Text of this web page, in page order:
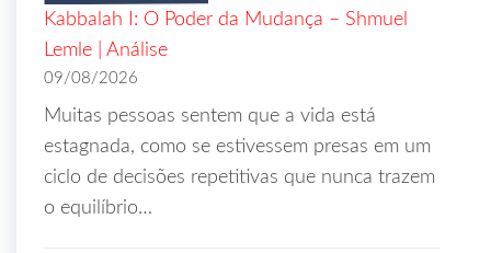
Kabbalah I: O Poder da Mudança – Shmuel
Lemle | Análise
09/08/2026
Muitas pessoas sentem que a vida está
estagnada, como se estivessem presas em um
ciclo de decisões repetitivas que nunca trazem
o equilíbrio…